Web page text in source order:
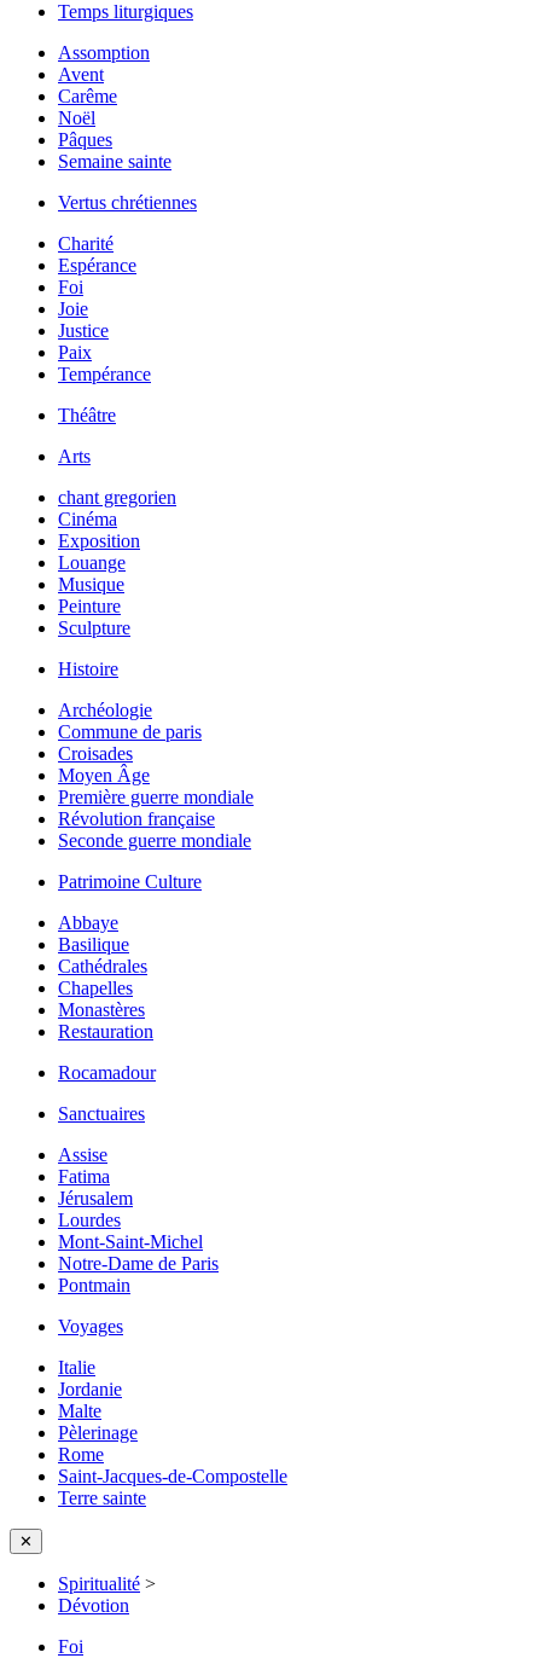
Temps liturgiques
Assomption
Avent
Carême
Noël
Pâques
Semaine sainte
Vertus chrétiennes
Charité
Espérance
Foi
Joie
Justice
Paix
Tempérance
Théâtre
Arts
chant gregorien
Cinéma
Exposition
Louange
Musique
Peinture
Sculpture
Histoire
Archéologie
Commune de paris
Croisades
Moyen Âge
Première guerre mondiale
Révolution française
Seconde guerre mondiale
Patrimoine Culture
Abbaye
Basilique
Cathédrales
Chapelles
Monastères
Restauration
Rocamadour
Sanctuaires
Assise
Fatima
Jérusalem
Lourdes
Mont-Saint-Michel
Notre-Dame de Paris
Pontmain
Voyages
Italie
Jordanie
Malte
Pèlerinage
Rome
Saint-Jacques-de-Compostelle
Terre sainte
✕
Spiritualité >
Dévotion
Foi